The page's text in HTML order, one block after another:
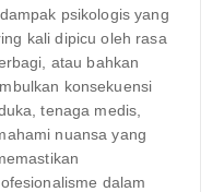
psikologis yang
kali dipicu oleh rasa
atau bahkan
konsekuensi
tenaga medis,
nuansa yang
dalam